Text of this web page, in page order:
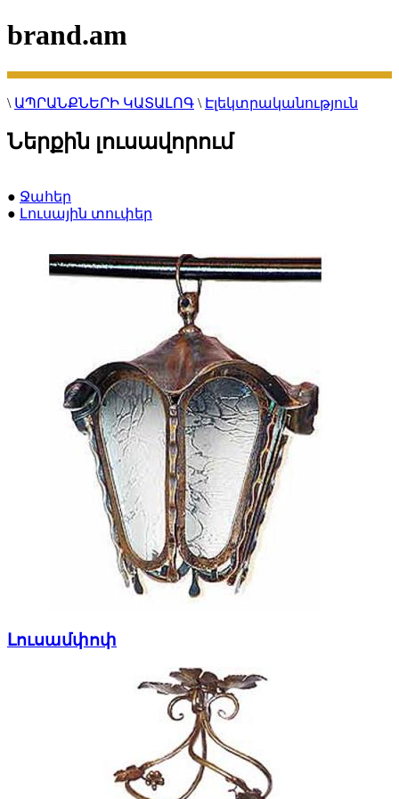
brand.am
\ ԱՊՐԱՆՔՆԵՐԻ ԿԱՏԱԼՈԳ \ Էլեկտրականություն
Ներքին լուսավորում
● Ջահեր
● Լուսային տուփեր
Լուսամփոփ